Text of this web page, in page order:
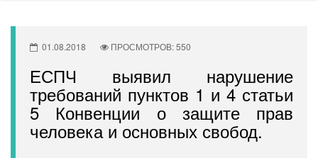
01.08.2018 ПРОСМОТРОВ: 550
ЕСПЧ выявил нарушение
требований пунктов 1 и 4 статьи
5 Конвенции о защите прав
человека и основных свобод.